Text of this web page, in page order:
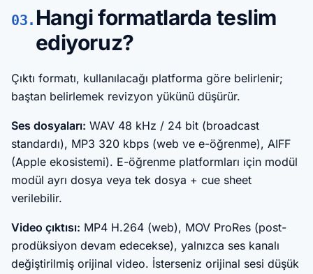
03. Hangi formatlarda teslim
ediyoruz?
Çıktı formatı, kullanılacağı platforma göre belirlenir;
baştan belirlemek revizyon yükünü düşürür.
Ses dosyaları: WAV 48 kHz / 24 bit (broadcast
standardı), MP3 320 kbps (web ve e-öğrenme), AIFF
(Apple ekosistemi). E-öğrenme platformları için modül
modül ayrı dosya veya tek dosya + cue sheet
verilebilir.
Video çıktısı: MP4 H.264 (web), MOV ProRes (post-
prodüksiyon devam edecekse), yalnızca ses kanalı
değiştirilmiş orijinal video. İsterseniz orijinal sesi düşük